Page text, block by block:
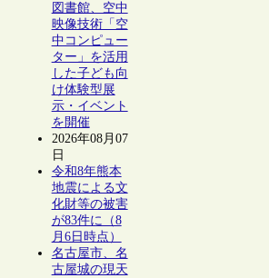
図書館、空中
映像技術「空
中コンピュー
ター」を活用
した子ども向
け体験型展
示・イベント
を開催
2026年08月07
日
令和8年熊本
地震による文
化財等の被害
が83件に（8
月6日時点）
名古屋市、名
古屋城の現天